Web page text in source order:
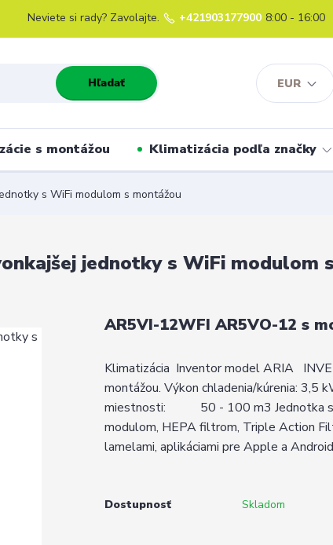
EUR
Hľadať
Neviete si rady? Zavolajte. +421903177900 8:00 - 16:00
s montážou Klimatizácia podľa značky
s WiFi modulom s montážou
jednotky s WiFi modulom
AR5VI-12WFI AR5VO-12 s
Klimatizácia Inventor model ARIA
montážou. Výkon chladenia/kúrenia: 3,5
miestnosti: 50 - 100 m3 Jednotka so
modulom, HEPA filtrom, Triple Action
lamelami, aplikáciami pre Apple a
Dostupnosť Skladom